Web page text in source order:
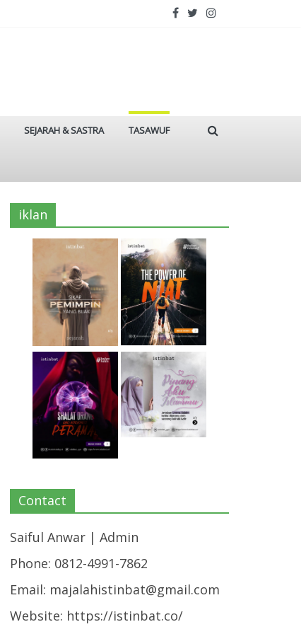
SEJARAH & SASTRA TASAWUF
iklan
Contact
Saiful Anwar | Admin
Phone: 0812-4991-7862
Email: majalahistinbat@gmail.com
Website: https://istinbat.co/